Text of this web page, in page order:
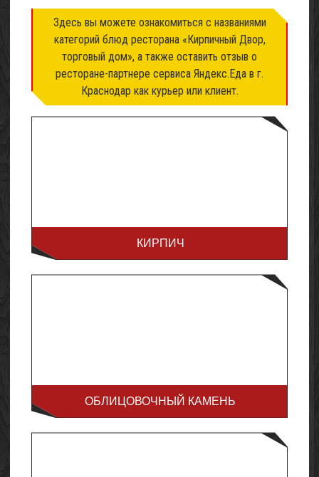
Здесь вы можете ознакомиться с названиями
категорий блюд ресторана «Кирпичный Двор,
торговый дом», а также оставить отзыв о
ресторане-партнере сервиса Яндекс.Еда в г.
Краснодар как курьер или клиент.
КИРПИЧ
ОБЛИЦОВОЧНЫЙ КАМЕНЬ